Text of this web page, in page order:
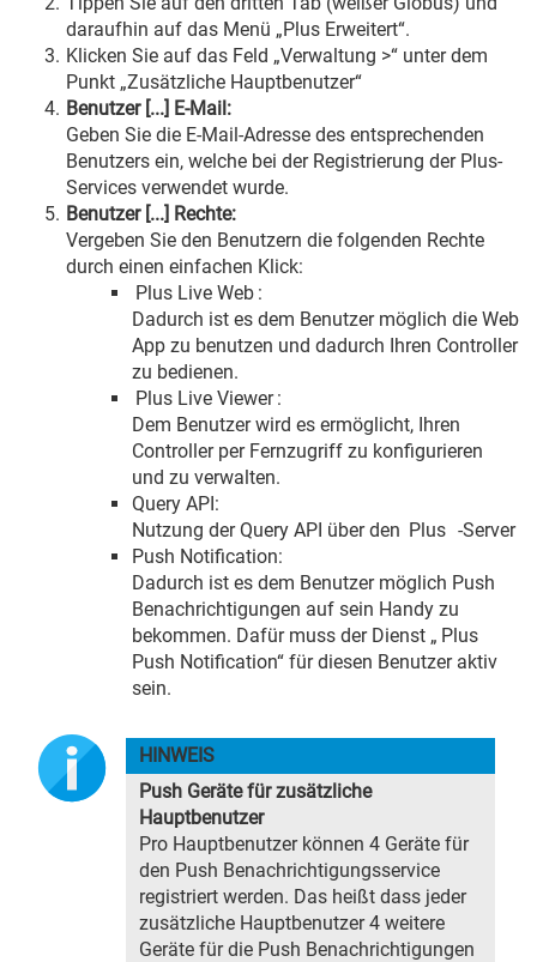
daraufhin auf das Menü „Plus Erweitert“.
Klicken Sie auf das Feld „Verwaltung >“ unter dem
Punkt „Zusätzliche Hauptbenutzer“
Benutzer [...] E-Mail:
Geben Sie die E-Mail-Adresse des entsprechenden
Benutzers ein, welche bei der Registrierung der Plus-
Services verwendet wurde.
Benutzer [...] Rechte:
Vergeben Sie den Benutzern die folgenden Rechte
durch einen einfachen Klick:
Plus Live Web :
Dadurch ist es dem Benutzer möglich die Web
App zu benutzen und dadurch Ihren Controller
zu bedienen.
Plus Live Viewer :
Dem Benutzer wird es ermöglicht, Ihren
Controller per Fernzugriff zu konfigurieren
und zu verwalten.
Query API:
Nutzung der Query API über den Plus -Server
Push Notification:
Dadurch ist es dem Benutzer möglich Push
Benachrichtigungen auf sein Handy zu
bekommen. Dafür muss der Dienst „ Plus
Push Notification“ für diesen Benutzer aktiv
sein.
HINWEIS
Push Geräte für zusätzliche
Hauptbenutzer
Pro Hauptbenutzer können 4 Geräte für
den Push Benachrichtigungsservice
registriert werden. Das heißt dass jeder
zusätzliche Hauptbenutzer 4 weitere
Geräte für die Push Benachrichtigungen